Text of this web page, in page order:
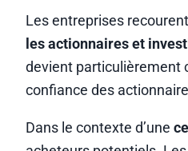
Les entreprises
les actionnaires et
devient particulièrement
confiance des
Dans le contexte d’une